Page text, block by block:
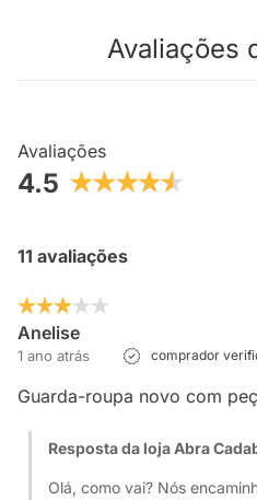
Avaliações
Avaliações
4.5
11 avaliações
Anelise
1 ano atrás comprador
Guarda-roupa novo com
Resposta da loja Abra
Olá, como vai? Nós